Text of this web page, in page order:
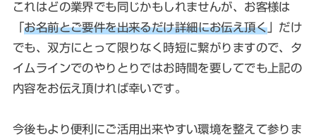
これはどの業界でも同じかもしれませんが、お客様は
「お名前とご要件を出来るだけ詳細にお伝え頂く」だけ
でも、双方にとって限りなく時短に繋がりますので、タ
イムラインでのやりとりではお時間を要してでも上記の
内容をお伝え頂ければ幸いです。
今後もより便利にご活用出来やすい環境を整えて参りま